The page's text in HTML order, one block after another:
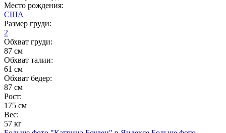
Место рождения:
США
Размер груди:
2
Обхват груди:
87 см
Обхват талии:
61 см
Обхват бедер:
87 см
Рост:
175 см
Вес:
57 кг